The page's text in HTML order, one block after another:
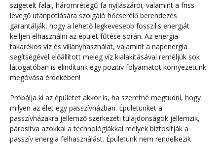
szigetelt falai, háromrétegű fa nyílászárói, valamint a friss
levegő utánpótlására szolgáló hőcserélő berendezés
garantálják, hogy a lehető legkevesebb fosszilis energiát
kelljen elhasználni az épület fűtése során. Az energia-
takarékos víz és villanyhasználat, valamint a napenergia
segítségével előállított meleg víz kialakításával reméljük sok
látogatóban is elindítunk egy pozitív folyamatot környezetünk
megóvása érdekében!
Próbálja ki az épületet akkor is, ha szeretné megtudni, hogy
milyen az élet egy passzívházban. Épületünket a
passzívházakra jellemző szerkezeti tulajdonságok jellemzik,
párosítva azokkal a technológiákkal melyek biztosítják a
passzív energia felhasználást. Épületünk nem rendelkezik